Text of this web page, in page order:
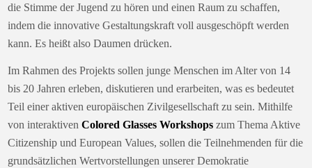
die Stimme der Jugend zu hören und einen Raum zu schaffen,
indem die innovative Gestaltungskraft voll ausgeschöpft werden
kann. Es heißt also Daumen drücken.
Im Rahmen des Projekts sollen junge Menschen im Alter von 14
bis 20 Jahren erleben, diskutieren und erarbeiten, was es bedeutet
Teil einer aktiven europäischen Zivilgesellschaft zu sein. Mithilfe
von interaktivenColored Glasses Workshops zum Thema Aktive
Citizenship und European Values, sollen die Teilnehmenden für die
grundsätzlichen Wertvorstellungen unserer Demokratie